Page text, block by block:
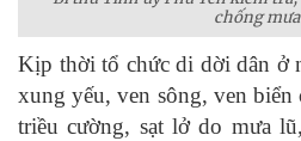
chống
Kịp thời tổ chức di dời dân ở
xung yếu, ven sông, ven biển
triều cường, sạt lở do mưa